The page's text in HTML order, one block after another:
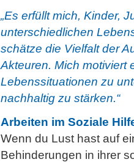
„Es erfüllt mich, Kinder,
unterschiedlichen
schätze die Vielfalt der
Akteuren. Mich motiviert
Lebenssituationen zu
nachhaltig zu stärken.“
Arbeiten im Soziale
Wenn du Lust hast auf
Behinderungen in ihrer